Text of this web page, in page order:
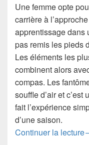
Une femme opte
carrière à
apprentissage dans
pas remis les pieds
Les éléments les
combinent alors
compas. Les
souffle d’air et
fait l’expérience
d’une saison.
Continuer la lecture